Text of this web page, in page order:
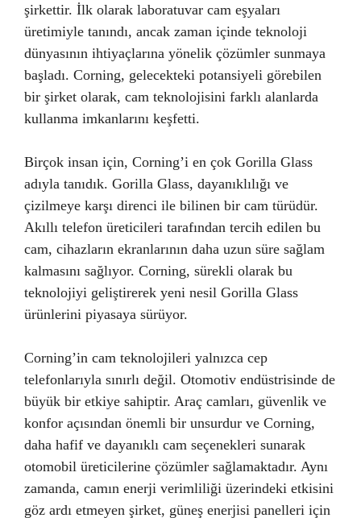
şirkettir. İlk olarak laboratuvar cam eşyaları
üretimiyle tanındı, ancak zaman içinde teknoloji
dünyasının ihtiyaçlarına yönelik çözümler sunmaya
başladı. Corning, gelecekteki potansiyeli görebilen
bir şirket olarak, cam teknolojisini farklı alanlarda
kullanma imkanlarını keşfetti.
Birçok insan için, Corning’i en çok Gorilla Glass
adıyla tanıdık. Gorilla Glass, dayanıklılığı ve
çizilmeye karşı direnci ile bilinen bir cam türüdür.
Akıllı telefon üreticileri tarafından tercih edilen bu
cam, cihazların ekranlarının daha uzun süre sağlam
kalmasını sağlıyor. Corning, sürekli olarak bu
teknolojiyi geliştirerek yeni nesil Gorilla Glass
ürünlerini piyasaya sürüyor.
Corning’in cam teknolojileri yalnızca cep
telefonlarıyla sınırlı değil. Otomotiv endüstrisinde de
büyük bir etkiye sahiptir. Araç camları, güvenlik ve
konfor açısından önemli bir unsurdur ve Corning,
daha hafif ve dayanıklı cam seçenekleri sunarak
otomobil üreticilerine çözümler sağlamaktadır. Aynı
zamanda, camın enerji verimliliği üzerindeki etkisini
göz ardı etmeyen şirket, güneş enerjisi panelleri için